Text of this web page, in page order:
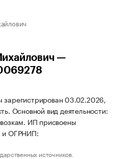
—
03.02.2026,
Основной вид деятельности:
ИП присвоены
и ОГРНИП:
источников.